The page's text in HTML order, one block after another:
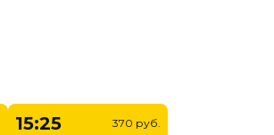
15:25
370 руб.